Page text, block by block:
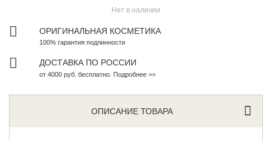
Нет в наличии
ОРИГИНАЛЬНАЯ КОСМЕТИКА
100% гарантия подлинности
ДОСТАВКА ПО РОССИИ
от 4000 руб. бесплатно. Подробнее >>
ОПИСАНИЕ ТОВАРА